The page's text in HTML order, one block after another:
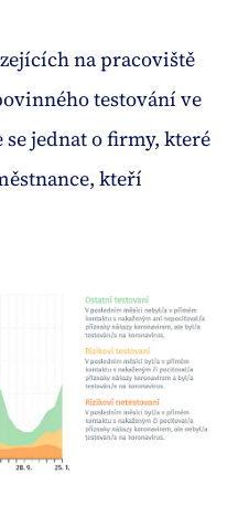
na pracoviště
testování ve
jednat o firmy, které
kteří